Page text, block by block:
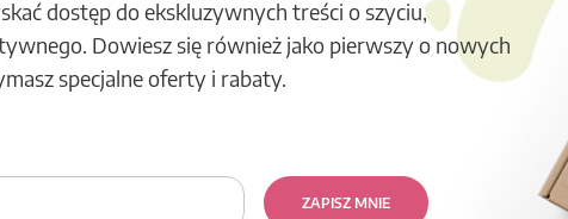
dostęp do ekskluzywnych treści o szyciu,
Dowiesz się również jako pierwszy o nowych
specjalne oferty i rabaty.
ZAPISZ MNIE